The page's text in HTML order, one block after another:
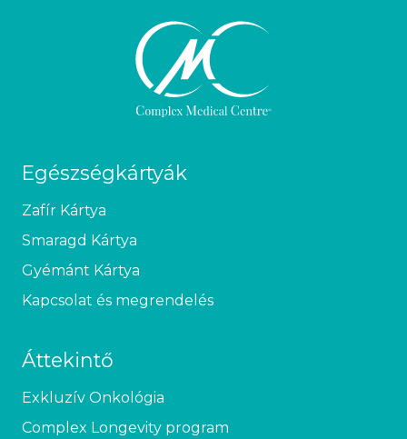
Egészségkártyák
Zafír Kártya
Smaragd Kártya
Gyémánt Kártya
Kapcsolat és megrendelés
Áttekintő
Exkluzív Onkológia
Complex Longevity program